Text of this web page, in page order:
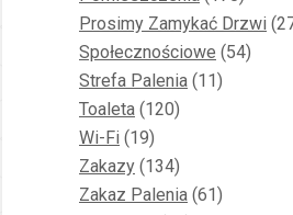
Prosimy Zamykać Drzwi
Społecznościowe 5454
Strefa Palenia 1111
Toaleta 120120
Wi-Fi 1919
produktów
Zakazy 134134
produkty
Zakaz Palenia 6161